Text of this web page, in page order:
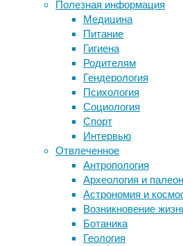
Полезная информация
Медицина
Питание
Гигиена
Родителям
Гендерология
Психология
Социология
Спорт
Интервью
Отвлеченное
Антропология
Археология и
Астрономия и
Возникновение
Ботаника
Геология
улучшают
личные
качества,
например
поведение.
Вера
Метки
ДНК бактерии
биотехнология
генетика дети
здоровье